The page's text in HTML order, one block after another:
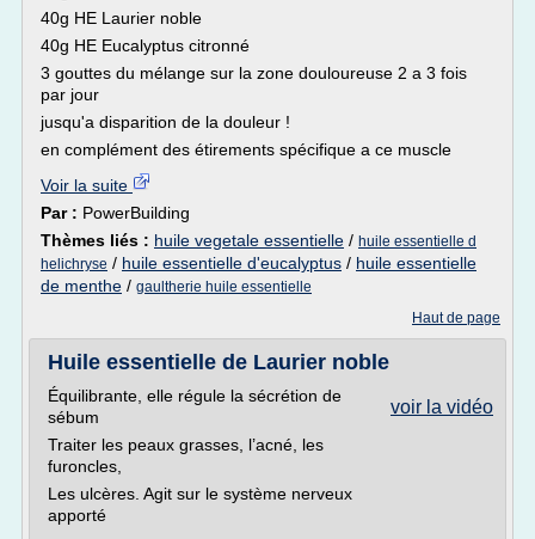
40g HE Laurier noble
40g HE Eucalyptus citronné
3 gouttes du mélange sur la zone douloureuse 2 a 3 fois
par jour
jusqu'a disparition de la douleur !
en complément des étirements spécifique a ce muscle
Voir la suite
Par : PowerBuilding
Thèmes liés : huile vegetale essentielle / huile essentielle d
helichryse / huile essentielle d'eucalyptus / huile essentielle
de menthe / gaultherie huile essentielle
Haut de page
Huile essentielle de Laurier noble
voir la vidéo
Équilibrante, elle régule la sécrétion de
sébum
Traiter les peaux grasses, l’acné, les
furoncles,
Les ulcères. Agit sur le système nerveux
apporté